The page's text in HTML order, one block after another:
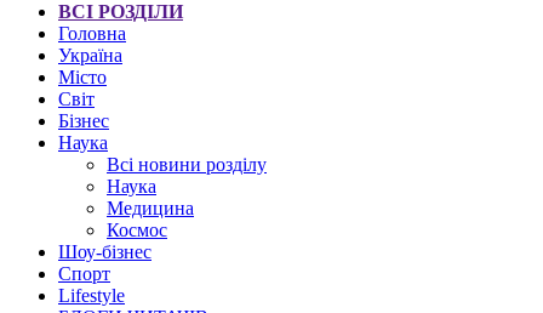
ВСІ РОЗДІЛИ
Головна
Україна
Місто
Світ
Бізнес
Наука
Всі новини розділу
Наука
Медицина
Космос
Шоу-бізнес
Спорт
Lifestyle